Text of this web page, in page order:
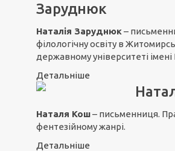
Заруднюк
Наталія Заруднюк–
філологічну освіту в
державному університеті
Детальніше
Наталя Кош– письменниця.
фентезійному жанрі.
Детальніше